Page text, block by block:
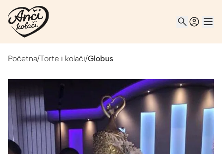
Početna/Torte i kolači/Globus